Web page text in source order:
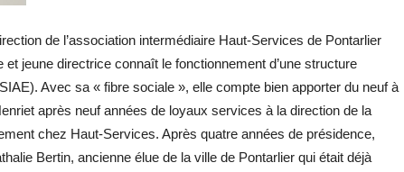
de l’association intermédiaire Haut-Services de Pontarlier
jeune directrice connaît le fonctionnement d’une structure
Avec sa « fibre sociale », elle compte bien apporter du neuf à
après neuf années de loyaux services à la direction de la
chez Haut-Services. Après quatre années de présidence,
Bertin, ancienne élue de la ville de Pontarlier qui était déjà